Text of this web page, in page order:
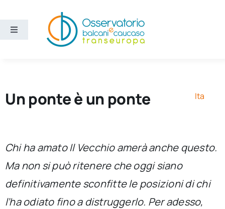
contenuto
Toggle
Sezioni
Chi siamo
Un ponte è un ponte Ita
Chi ha amato Il Vecchio amerà anche questo.
Ma non si può ritenere che oggi siano
definitivamente sconfitte le posizioni di chi
l’ha odiato fino a distruggerlo. Per adesso,